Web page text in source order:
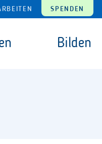
SPENDEN
Bilden